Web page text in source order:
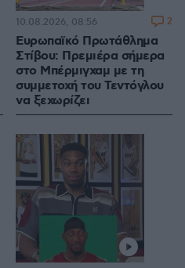
Ευρωπαϊκό Πρωτάθλημα
Στίβου: Πρεμιέρα σήμερα
στο Μπέρμιγχαμ με τη
συμμετοχή του Τεντόγλου
να ξεχωρίζει
10.08.2026, 08:56 2